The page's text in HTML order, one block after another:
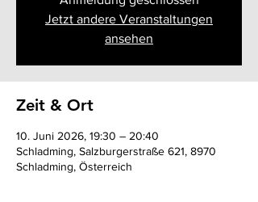
Jetzt andere Veranstaltungen
ansehen
Zeit & Ort
10. Juni 2026, 19:30 – 20:40
Schladming, Salzburgerstraße 621, 8970
Schladming, Österreich